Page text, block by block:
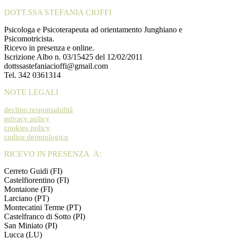
DOTT.SSA STEFANIA CIOFFI
Psicologa e Psicoterapeuta ad orientamento Junghiano e
Psicomotricista.
Ricevo in presenza e online.
Iscrizione Albo n. 03/15425 del 12/02/2011
dottssastefaniacioffi@gmail.com
Tel. 342 0361314
NOTE LEGALI
declino responsabilità
privacy policy
cookies policy
codice deontologico
RICEVO IN PRESENZA A:
Cerreto Guidi (FI)
Castelfiorentino (FI)
Montaione (FI)
Larciano (PT)
Montecatini Terme (PT)
Castelfranco di Sotto (PI)
San Miniato (PI)
Lucca (LU)